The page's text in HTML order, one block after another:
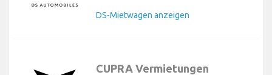
DS-Mietwagen anzeigen
CUPRA Vermietungen